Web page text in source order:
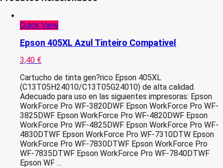
Quick View
Epson 405XL Azul Tinteiro Compativel
3,40 €
Cartucho de tinta gen?rico Epson 405XL
(C13T05H24010/C13T05G24010) de alta calidad.
Adecuado para uso en las siguientes impresoras: Epson
WorkForce Pro WF-3820DWF Epson WorkForce Pro WF-
3825DWF Epson WorkForce Pro WF-4820DWF Epson
WorkForce Pro WF-4825DWF Epson WorkForce Pro WF-
4830DTWF Epson WorkForce Pro WF-7310DTW Epson
WorkForce Pro WF-7830DTWF Epson WorkForce Pro
WF-7835DTWF Epson WorkForce Pro WF-7840DTWF
Epson WF …